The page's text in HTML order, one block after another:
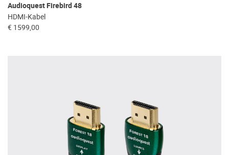
Audioquest Firebird 48
HDMI-Kabel
€ 1599,00